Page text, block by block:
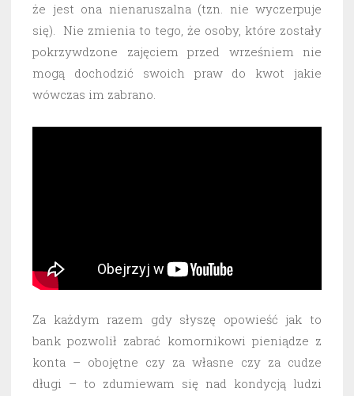
że jest ona nienaruszalna (tzn. nie wyczerpuje
się). Nie zmienia to tego, że osoby, które zostały
pokrzywdzone zajęciem przed wrześniem nie
mogą dochodzić swoich praw do kwot jakie
wówczas im zabrano.
Za każdym razem gdy słyszę opowieść jak to
bank pozwolił zabrać komornikowi pieniądze z
konta – obojętne czy za własne czy za cudze
długi – to zdumiewam się nad kondycją ludzi